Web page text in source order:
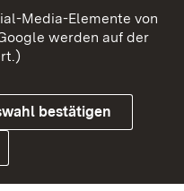
Media-Elemente von
werden auf der
bestätigen